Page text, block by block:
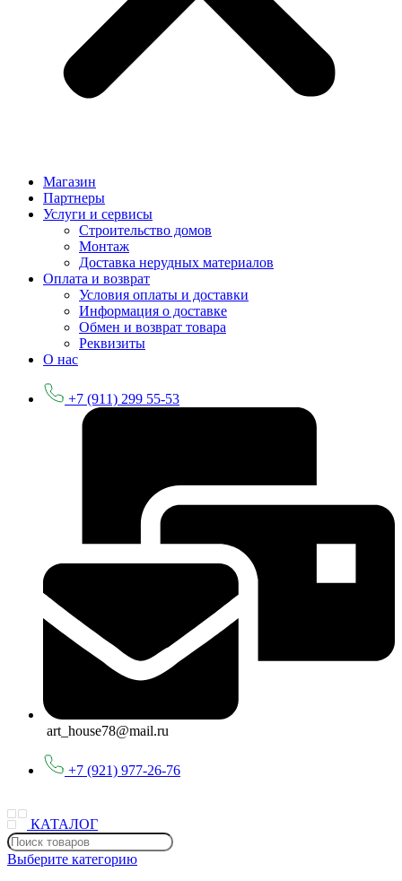
Магазин
Партнеры
Услуги и сервисы
Строительство домов
Монтаж
Доставка нерудных материалов
Оплата и возврат
Условия оплаты и доставки
Информация о доставке
Обмен и возврат товара
Реквизиты
О нас
+7 (911) 299 55-53
art_house78@mail.ru
+7 (921) 977-26-76
КАТАЛОГ
Выберите категорию